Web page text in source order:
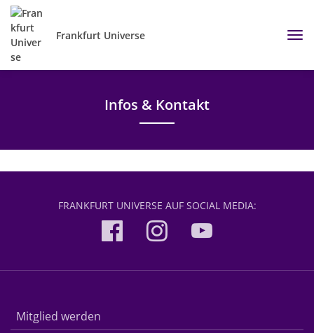
Frankfurt Universe
Infos & Kontakt
FRANKFURT UNIVERSE AUF SOCIAL MEDIA:
Mitglied werden